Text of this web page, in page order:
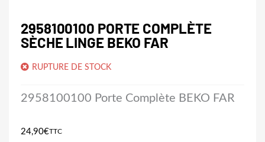
2958100100 PORTE COMPLÈTE
SÈCHE LINGE BEKO FAR
RUPTURE DE STOCK
2958100100 Porte Complète BEKO FAR
24,90€TTC